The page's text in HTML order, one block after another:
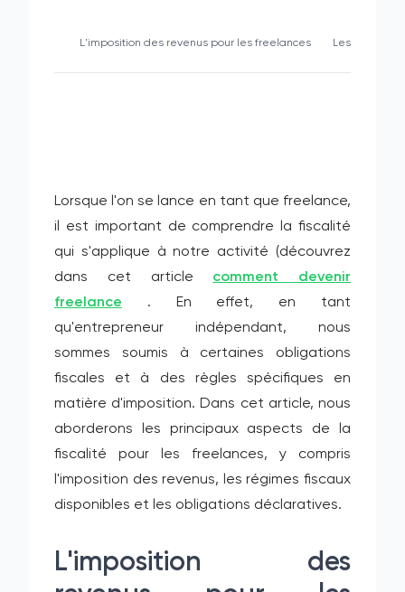
L'imposition des revenus pour les freelances Les régimes
Lorsque l'on se lance en tant que freelance,
il est important de comprendre la fiscalité
qui s'applique à notre activité (découvrez
dans cet article comment devenir
freelance . En effet, en tant
qu'entrepreneur indépendant, nous
sommes soumis à certaines obligations
fiscales et à des règles spécifiques en
matière d'imposition. Dans cet article, nous
aborderons les principaux aspects de la
fiscalité pour les freelances, y compris
l'imposition des revenus, les régimes fiscaux
disponibles et les obligations déclaratives.
L'imposition des